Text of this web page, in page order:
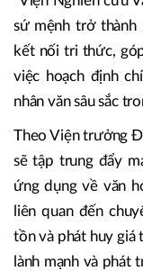
sứ mệnh trở
kết nối tri thức,
việc hoạch định
nhân văn sâu sắc
Theo Viện trưởng
sẽ tập trung đẩy
ứng dụng về văn
liên quan đến
tồn và phát huy giá
lành mạnh và phát